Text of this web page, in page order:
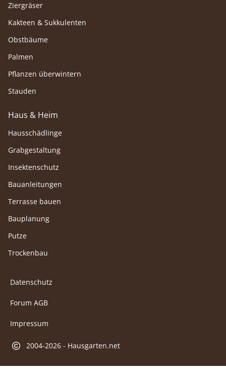
Ziergräser
Kakteen & Sukkulenten
Obstbäume
Palmen
Pflanzen überwintern
Stauden
Haus & Heim
Hausschädlinge
Grabgestaltung
Insektenschutz
Bauanleitungen
Terrasse bauen
Bauplanung
Putze
Trockenbau
Datenschutz
Forum AGB
Impressum
2004-2026 - Hausgarten.net